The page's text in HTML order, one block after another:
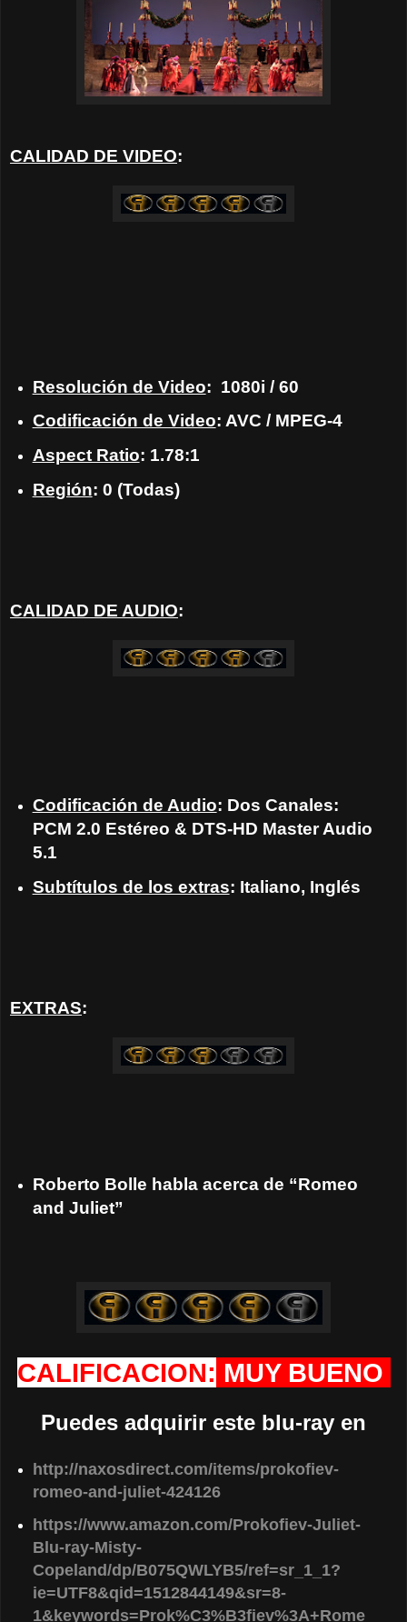
CALIDAD DE VIDEO:
Resolución de Video: 1080i / 60
Codificación de Video: AVC / MPEG-4
Aspect Ratio: 1.78:1
Región: 0 (Todas)
CALIDAD DE AUDIO:
Codificación de Audio: Dos Canales:
PCM 2.0 Estéreo & DTS-HD Master Audio
5.1
Subtítulos de los extras: Italiano, Inglés
EXTRAS:
Roberto Bolle habla acerca de “Romeo
and Juliet”
CALIFICACION: MUY BUENO
Puedes adquirir este blu-ray en
http://naxosdirect.com/items/prokofiev-
romeo-and-juliet-424126
https://www.amazon.com/Prokofiev-Juliet-
Blu-ray-Misty-
Copeland/dp/B075QWLYB5/ref=sr_1_1?
ie=UTF8&qid=1512844149&sr=8-
1&keywords=Prok%C3%B3fiev%3A+Rome